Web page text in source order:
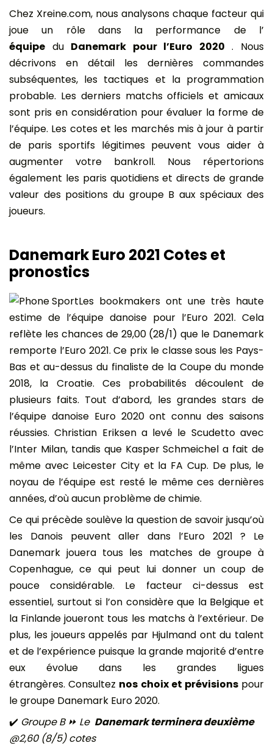
Chez Xreine.com, nous analysons chaque facteur qui
joue un rôle dans la performance de l’
équipe du Danemark pour l’Euro 2020 . Nous
décrivons en détail les dernières commandes
subséquentes, les tactiques et la programmation
probable. Les derniers matchs officiels et amicaux
sont pris en considération pour évaluer la forme de
l’équipe. Les cotes et les marchés mis à jour à partir
de paris sportifs légitimes peuvent vous aider à
augmenter votre bankroll. Nous répertorions
également les paris quotidiens et directs de grande
valeur des positions du groupe B aux spéciaux des
joueurs.
Danemark Euro 2021 Cotes et
pronostics
Les bookmakers ont une très haute
estime de l’équipe danoise pour l’Euro 2021. Cela
reflète les chances de 29,00 (28/1) que le Danemark
remporte l’Euro 2021. Ce prix le classe sous les Pays-
Bas et au-dessus du finaliste de la Coupe du monde
2018, la Croatie. Ces probabilités découlent de
plusieurs faits. Tout d’abord, les grandes stars de
l’équipe danoise Euro 2020 ont connu des saisons
réussies. Christian Eriksen a levé le Scudetto avec
l’Inter Milan, tandis que Kasper Schmeichel a fait de
même avec Leicester City et la FA Cup. De plus, le
noyau de l’équipe est resté le même ces dernières
années, d’où aucun problème de chimie.
Ce qui précède soulève la question de savoir jusqu’où
les Danois peuvent aller dans l’Euro 2021 ? Le
Danemark jouera tous les matches de groupe à
Copenhague, ce qui peut lui donner un coup de
pouce considérable. Le facteur ci-dessus est
essentiel, surtout si l’on considère que la Belgique et
la Finlande joueront tous les matchs à l’extérieur. De
plus, les joueurs appelés par Hjulmand ont du talent
et de l’expérience puisque la grande majorité d’entre
eux évolue dans les grandes ligues
étrangères. Consultez nos choix et prévisionspour
le groupe Danemark Euro 2020.
✔️ Groupe B ⏩ Le Danemark terminera deuxième
@2,60 (8/5) cotes